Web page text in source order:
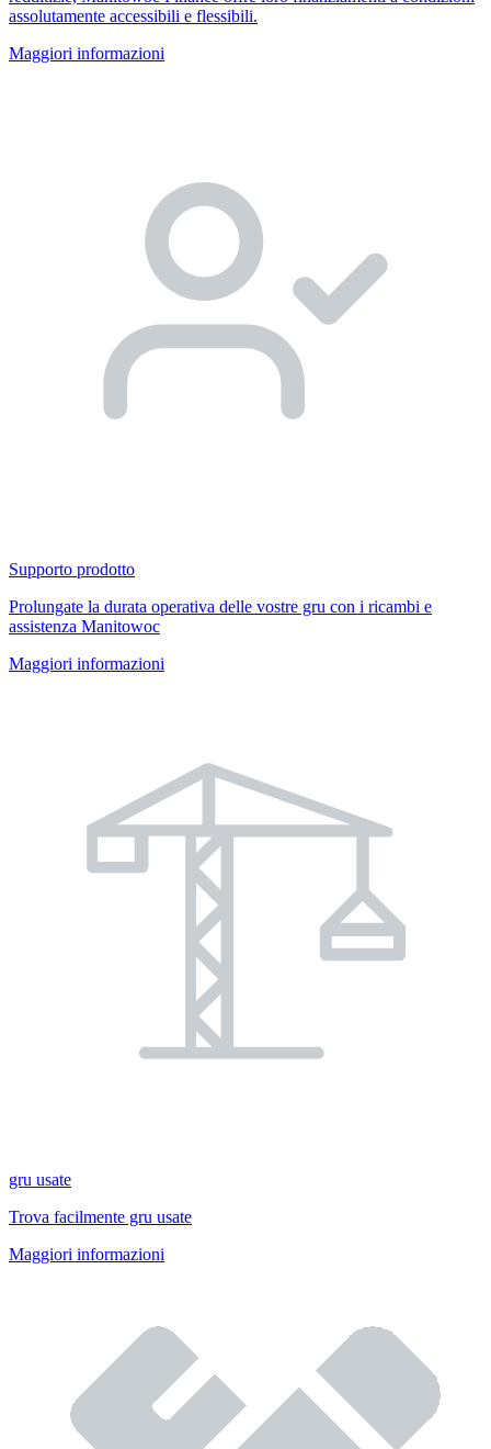
assolutamente accessibili e flessibili.
Maggiori informazioni
Supporto prodotto
Prolungate la durata operativa delle vostre gru con i ricambi e
assistenza Manitowoc
Maggiori informazioni
gru usate
Trova facilmente gru usate
Maggiori informazioni